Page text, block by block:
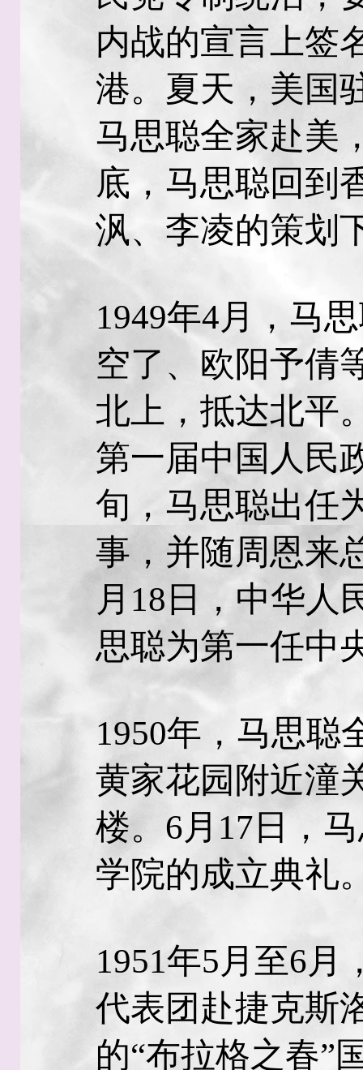
内战的宣言上签
港。夏天，美国
马思聪全家赴美
底，马思聪回到
沨、李凌的策划
1949年4月，马
空了、欧阳予倩
北上，抵达北平
第一届中国人民
旬，马思聪出任
事，并随周恩来
月18日，中华人
思聪为第一任中
1950年，马思聪
黄家花园附近潼
楼。6月17日，
学院的成立典礼
1951年5月至6月
代表团赴捷克斯
的“布拉格之春”